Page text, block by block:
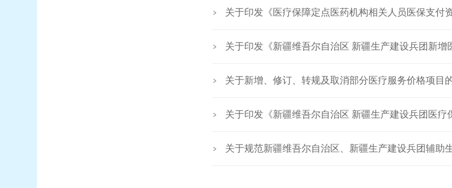
关于印发《医疗保障定点医药机构相关人员医保支付
关于印发《新疆维吾尔自治区 新
关于新增、修订、转规及取消部分医疗服务价格项目
关于印发《新疆维吾尔自治区 新疆生产建设兵团医
关于规范新疆维吾尔自治区、新疆生产建设兵团辅助